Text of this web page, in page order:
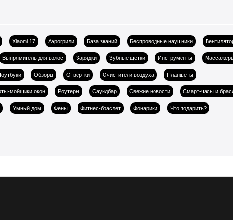
Xiaomi 17 Аэрогрили База знаний Беспроводные наушники
Выпрямитель для волос Зарядки Зубные щётки Инструменты
Обзоры Отвёртки Очистители воздуха Планшеты
мойщики окон Роутеры Саундбар Свежие новости Смарт-часы и
Умный дом Фены Фитнес-браслет Фонарики Что подарить?